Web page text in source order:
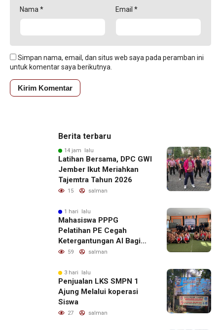
Nama * Email *
Simpan nama, email, dan situs web saya pada peramban ini
untuk komentar saya berikutnya.
Berita terbaru
14 jam lalu
Latihan Bersama, DPC GWI
Jember Ikut Meriahkan
Tajemtra Tahun 2026
15 salman
1 hari lalu
Mahasiswa PPPG
Pelatihan PE Cegah
Ketergantungan AI Bagi
59 salman
3 hari lalu
Penjualan LKS SMPN 1
Ajung Melalui koperasi
Siswa
27 salman